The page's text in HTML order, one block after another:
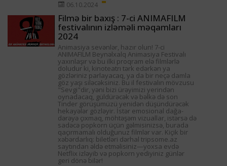
06.10.2024
Filmə bir baxış : 7-ci ANIMAFILM
festivalının izləməli məqamları
2024
Animasiya sevənlər, hazır olun! 7-ci
ANIMAFILM Beynəlxalq Animasiya Festivalı
yaxınlaşır və bu ilki proqram elə filmlərlə
doludur ki, kinoteatrı tərk edərkən ya
gözləriniz parlayacaq, ya da bir neçə damla
göz yaşı siləcəksiniz. Bu il festivalın mövzusu
"Sevgi"dir, yəni bizi ürəyimizi yerindən
oynadacaq, güldürəcək və bəlkə də son
Tinder görüşümüzü yenidən düşündürəcək
hekayələr gözləyir. İstər emosional dağa-
dərəyə çıxmaq, möhtəşəm vizuallar, istərsə də
sadəcə popkorn üçün gəlmisinizsə, burada
qaçırmamalı olduğunuz filmlər var. Kiçik bir
xəbərdarlıq: biletləri dərhal tripsome.az
saytından əldə etməlisiniz—yoxsa evdə
Netflix izləyib və popkorn yediyiniz günlər
geri dönə bilər!